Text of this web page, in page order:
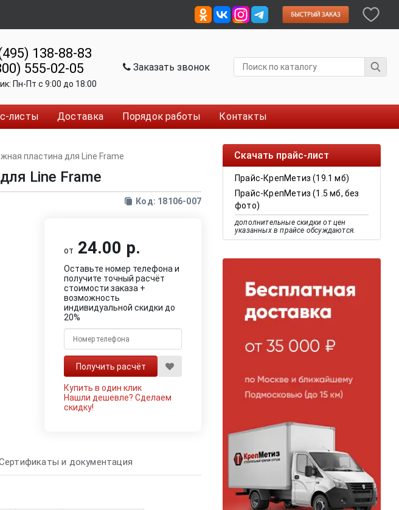
138-88-83
555-02-05
Пн-Пт c 9:00 до 18:00
Заказать звонок
листы Доставка Порядок работы Контакты
Скачать прайс-лист
Прайс-КрепМетиз (19.1 мб)
Прайс-КрепМетиз (1.5 мб, без
фото)
дополнительные скидки от цен
указанных в прайсе обсуждаются.
пластина для Line Frame
Line Frame
Код: 18106-007
от 24.00 р.
Оставьте номер телефона и
получите точный расчёт
стоимости заказа +
возможность
индивидуальной скидки до
20%
Купить в один клик
Нашли дешевле?Сделаем
скидку!
и документация